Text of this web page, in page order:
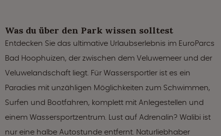
Was du über den Park wissen solltest
Entdecken Sie das ultimative Urlaubserlebnis im EuroParcs
Bad Hoophuizen, der zwischen dem Veluwemeer und der
Veluwelandschaft liegt. Für Wassersportler ist es ein
Paradies mit unzähligen Möglichkeiten zum Schwimmen,
Surfen und Bootfahren, komplett mit Anlegestellen und
einem Wassersportzentrum. Lust auf Adrenalin? Walibi ist
nur eine halbe Autostunde entfernt. Naturliebhaber